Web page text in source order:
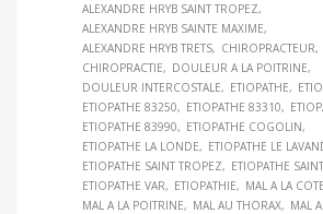
ALEXANDRE HRYB SAINT TROPEZ
ALEXANDRE HRYB SAINTE MAXIME
ALEXANDRE HRYB TRETS
CHIROPRACTEUR
CHIROPRACTIE
DOULEUR A LA POITRINE
DOULEUR INTERCOSTALE
ETIOPATHE
ETIOPATHE 83250
ETIOPATHE 83310
ETIOPATHE 83990
ETIOPATHE COGOLIN
ETIOPATHE LA LONDE
ETIOPATHE LE
ETIOPATHE SAINT TROPEZ
ETIOPATHE
ETIOPATHE VAR
ETIOPATHIE
MAL A LA COTE
MAL A LA POITRINE
MAL AU THORAX
MAL